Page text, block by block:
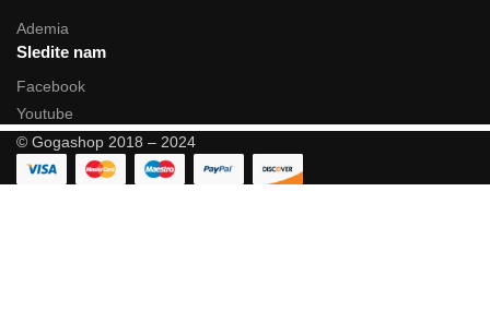
Ademia
Sledite nam
Facebook
Youtube
© Gogashop 2018 – 2024